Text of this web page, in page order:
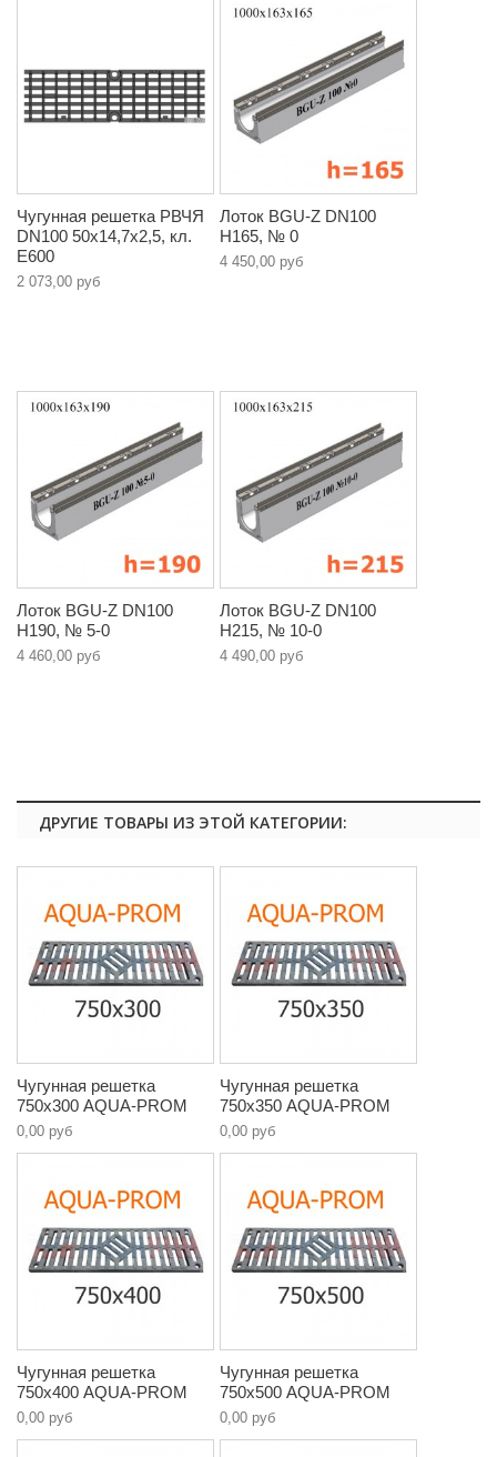
Чугунная решетка РВЧЯ
DN100 50x14,7x2,5, кл.
E600
2 073,00 руб
Лоток BGU-Z DN100
H165, № 0
4 450,00 руб
Лоток BGU-Z DN100
H190, № 5-0
4 460,00 руб
Лоток BGU-Z DN100
H215, № 10-0
4 490,00 руб
ДРУГИЕ ТОВАРЫ ИЗ ЭТОЙ КАТЕГОРИИ:
Чугунная решетка
750х300 AQUA-PROM
0,00 руб
Чугунная решетка
750х350 AQUA-PROM
0,00 руб
Чугунная решетка
750х400 AQUA-PROM
0,00 руб
Чугунная решетка
750х500 AQUA-PROM
0,00 руб